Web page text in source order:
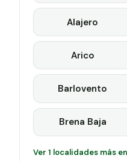
Alajero
Arico
Barlovento
Brena Baja
Ver 1 localidades más